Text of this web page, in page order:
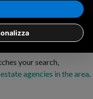
your search,
agencies in the area.